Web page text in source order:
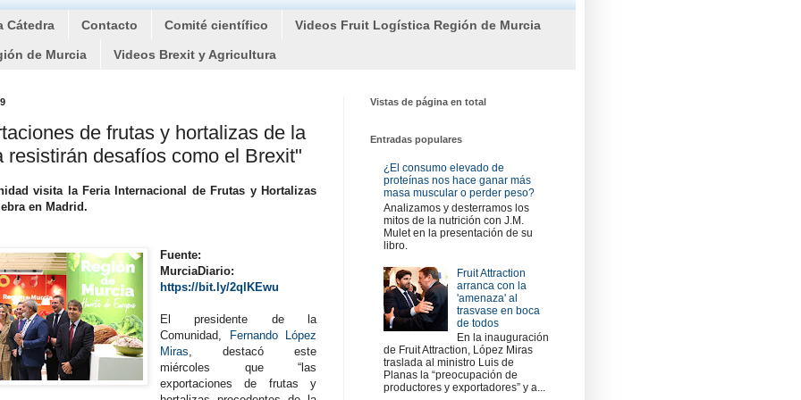
Cátedra Contacto Comité científico Videos Fruit Logística Región de Murcia
de Murcia Videos Brexit y Agricultura
de frutas y hortalizas de la
resistirán desafíos como el Brexit"
visita la Feria Internacional de Frutas y Hortalizas
en Madrid.
Fuente:
MurciaDiario:
https://bit.ly/2qlKEwu
El presidente de la
Comunidad, Fernando López
Miras , destacó este
miércoles que “las
exportaciones de frutas y
Vistas de página en total
Entradas populares
¿El consumo elevado de
proteínas nos hace ganar más
masa muscular o perder peso?
Analizamos y desterramos los
mitos de la nutrición con J.M.
Mulet en la presentación de su
libro.
Fruit Attraction
arranca con la
'amenaza' al
trasvase en boca
de todos
En la inauguración
de Fruit Attraction, López Miras
traslada al ministro Luis de
Planas la “preocupación de
productores y exportadores” y a...